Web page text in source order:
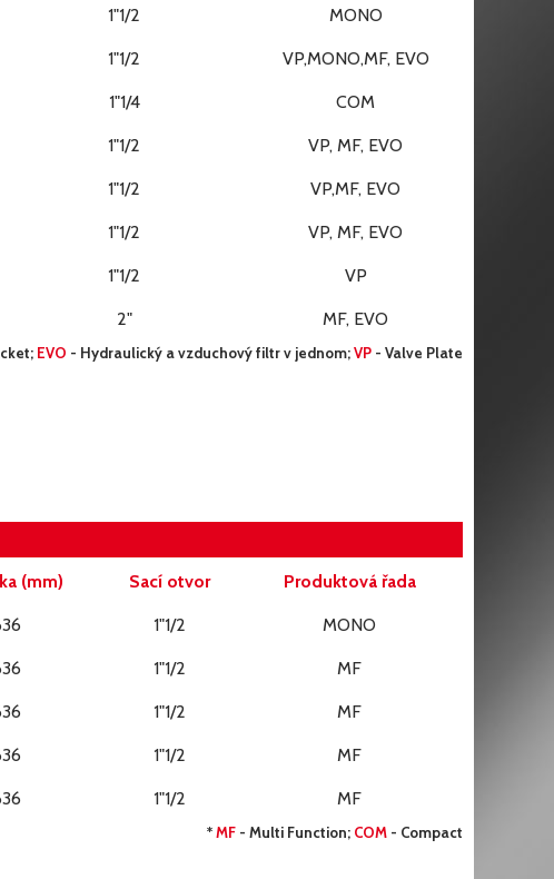
1"1/2 MONO
1"1/2 VP,MONO,MF, EVO
1"1/4 COM
1"1/2 VP, MF, EVO
1"1/2 VP,MF, EVO
1"1/2 VP, MF, EVO
1"1/2 VP
2" MF, EVO
EVO - Hydraulický a vzduchový filtr v jednom;VP - Valve Plate
(mm) Sací otvor Produktová řada
1"1/2 MONO
1"1/2 MF
1"1/2 MF
1"1/2 MF
1"1/2 MF
*MF - Multi Function; COM - Compact